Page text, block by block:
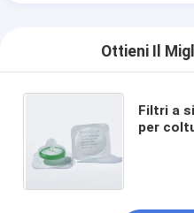
Ottieni Il
Filtri a
per